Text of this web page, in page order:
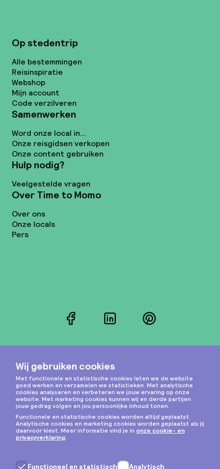
Op stedentrip
Alle bestemmingen
Reisinspiratie
Webshop
Mijn account
Code verzilveren
Samenwerken
Word onze local in...
Onze reisgidsen verkopen
Onze content gebruiken
Hulp nodig?
Veelgestelde vragen
Over Time to Momo
Over ons
Onze locals
Pers
FacebookLinkedInPinterest
Instagram
Privacy & cookies